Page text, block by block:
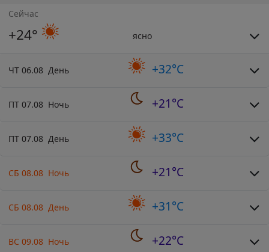
Сейчас
+24° ясно
ЧТ 06.08 День +32°C
ПТ 07.08 Ночь +21°C
ПТ 07.08 День +33°C
СБ 08.08 Ночь +21°C
СБ 08.08 День +31°C
ВС 09.08 Ночь +22°C